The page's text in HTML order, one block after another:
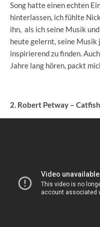
Song hatte einen echten
hinterlassen, ich fühlte
ihn, als ich seine Musik
heute gelernt, seine Musik
inspirierend zu finden.
Jahre lang hören, packt
2. Robert Petway –